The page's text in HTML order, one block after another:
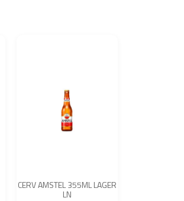
CERV AMSTEL 355ML LAGER
LN